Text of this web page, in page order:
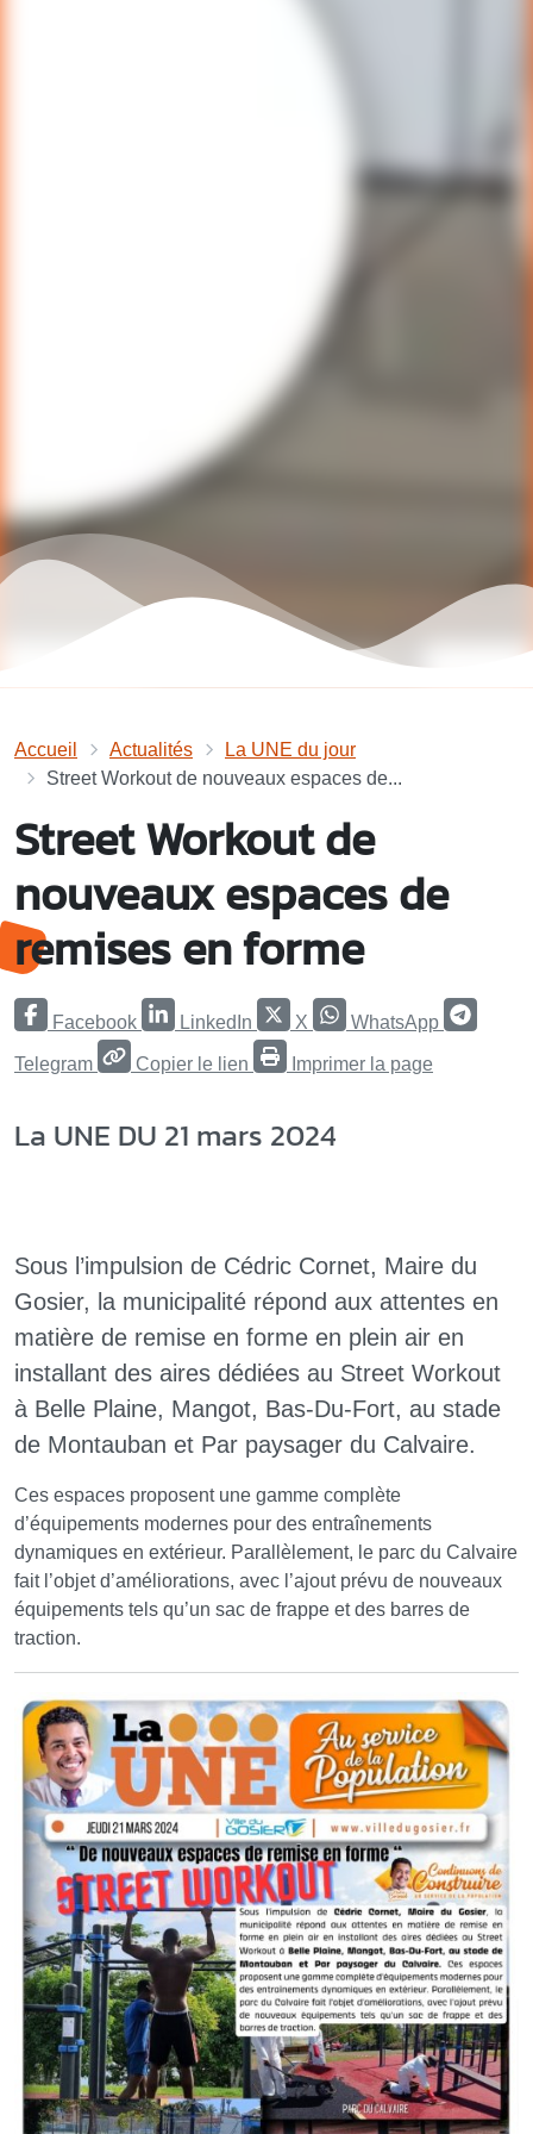
Accueil Actualités
La UNE du jour
Street Workout de nouveaux espaces de...
Street Workout de
nouveaux espaces de
remises en forme
Facebook LinkedIn X WhatsApp
Telegram Copier le lien Imprimer la page
La UNE DU 21 mars 2024
Sous l’impulsion de Cédric Cornet, Maire du
Gosier, la municipalité répond aux attentes en
matière de remise en forme en plein air en
installant des aires dédiées au Street Workout
à Belle Plaine, Mangot, Bas-Du-Fort, au stade
de Montauban et Par paysager du Calvaire.
Ces espaces proposent une gamme complète
d’équipements modernes pour des entraînements
dynamiques en extérieur. Parallèlement, le parc du Calvaire
fait l’objet d’améliorations, avec l’ajout prévu de nouveaux
équipements tels qu’un sac de frappe et des barres de
traction.